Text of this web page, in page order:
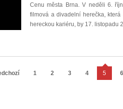
Cenu města Brna. V neděli 6.
filmová a divadelní herečka,
hereckou kariéru, by 17. listopadu
1 2 3 4 5 6